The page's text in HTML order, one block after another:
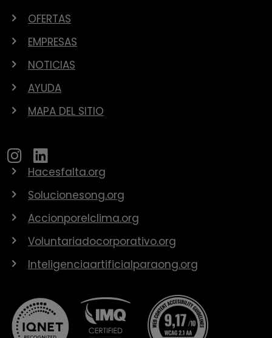
OFERTAS
EMPRESAS
NOTICIAS
AYUDA
MAPA DEL SITIO
Hacesfalta.org
Solucionesong.org
Accionporelclima.org
Voluntariadocorporativo.org
Inteligenciaartificialparaong.org